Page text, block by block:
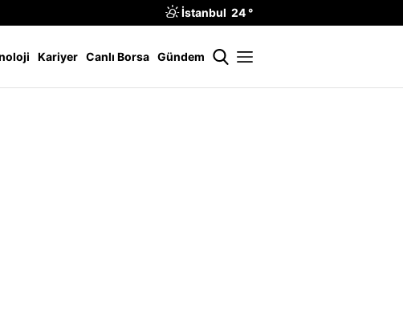
İstanbul 24 °
Kariyer Canlı Borsa Gündem